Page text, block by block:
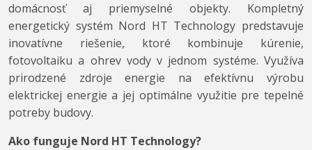
domácnosť aj priemyselné objekty. Kompletný
energetický systém Nord HT Technology predstavuje
inovatívne riešenie, ktoré kombinuje kúrenie,
fotovoltaiku a ohrev vody v jednom systéme. Využíva
prirodzené zdroje energie na efektívnu výrobu
elektrickej energie a jej optimálne využitie pre tepelné
potreby budovy.
Ako funguje Nord HT Technology?